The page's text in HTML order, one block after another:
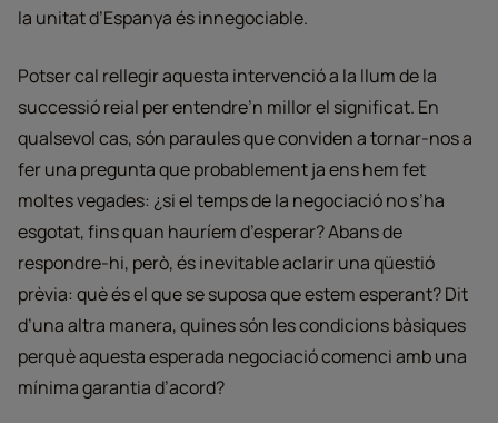
la unitat d’Espanya és innegociable.
Potser cal rellegir aquesta intervenció a la llum de la
successió reial per entendre’n millor el significat. En
qualsevol cas, són paraules que conviden a tornar-nos a
fer una pregunta que probablement ja ens hem fet
moltes vegades: ¿si el temps de la negociació no s’ha
esgotat, fins quan hauríem d’esperar? Abans de
respondre-hi, però, és inevitable aclarir una qüestió
prèvia: què és el que se suposa que estem esperant? Dit
d’una altra manera, quines són les condicions bàsiques
perquè aquesta esperada negociació comenci amb una
mínima garantia d’acord?